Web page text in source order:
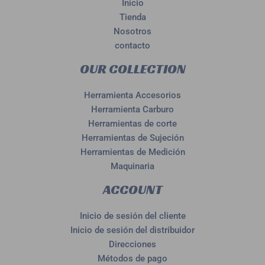
Inicio
Tienda
Nosotros
contacto
OUR COLLECTION
Herramienta Accesorios
Herramienta Carburo
Herramientas de corte
Herramientas de Sujeción
Herramientas de Medición
Maquinaria
ACCOUNT
Inicio de sesión del cliente
Inicio de sesión del distribuidor
Direcciones
Métodos de pago